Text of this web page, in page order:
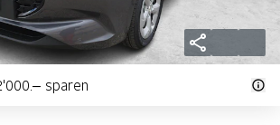
sparen